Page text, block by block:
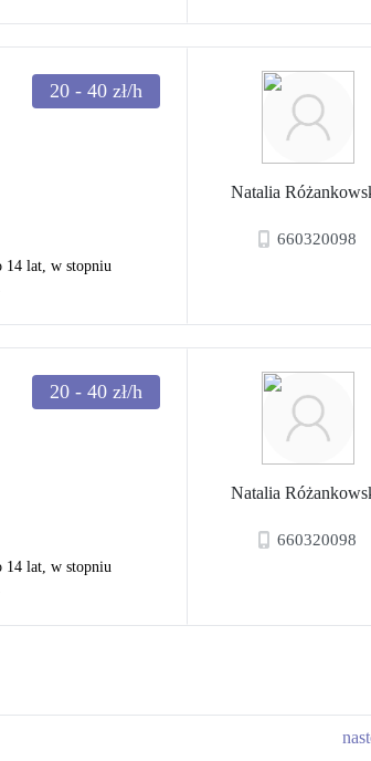
20 - 40 zł/h
14 lat, w stopniu
Natalia
660320098
20 - 40 zł/h
14 lat, w stopniu
Natalia
660320098